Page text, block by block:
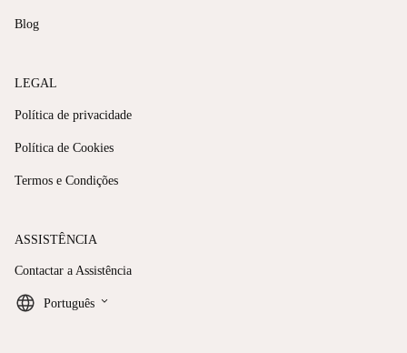
Blog
LEGAL
Política de privacidade
Política de Cookies
Termos e Condições
ASSISTÊNCIA
Contactar a Assistência
Português keyboard_arrow_down